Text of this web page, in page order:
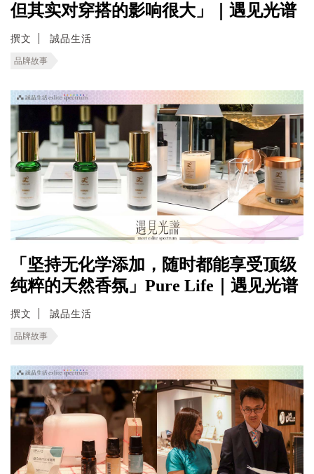
但其实对穿搭的影响很大」｜遇见光谱
撰文 誠品生活
品牌故事
「坚持无化学添加，随时都能享受顶级
纯粹的天然香氛」Pure Life｜遇见光谱
撰文 誠品生活
品牌故事